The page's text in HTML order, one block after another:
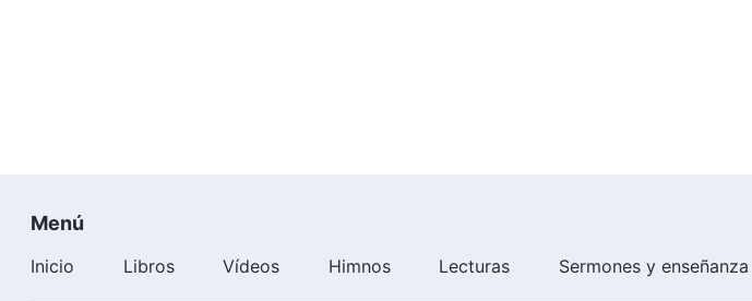
Menú
Inicio Libros Vídeos Himnos Lecturas Sermones y enseñanza